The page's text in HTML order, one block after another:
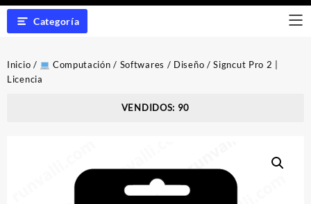
Categoría
Inicio / Computación / Softwares / Diseño / Signcut Pro 2 |
Licencia
VENDIDOS: 90